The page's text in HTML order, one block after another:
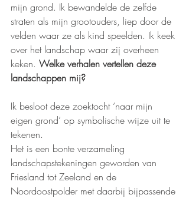
mijn grond. Ik bewandelde de zelfde
straten als mijn grootouders, liep door de
velden waar ze als kind speelden. Ik keek
over het landschap waar zij overheen
keken. Welke verhalen vertellen deze
landschappen mij?
Ik besloot deze zoektocht ‘naar mijn
eigen grond’ op symbolische wijze uit te
tekenen.
Het is een bonte verzameling
landschapstekeningen geworden van
Friesland tot Zeeland en de
Noordoostpolder met daarbij bijpassende